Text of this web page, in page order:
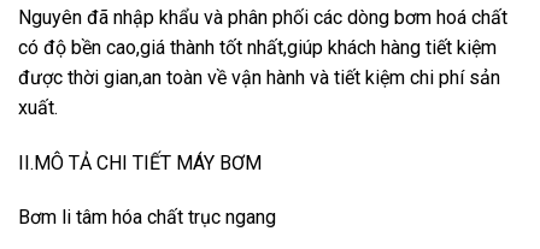
Nguyên đã nhập khẩu và phân phối các dòng bơm hoá chất
có độ bền cao,giá thành tốt nhất,giúp khách hàng tiết kiệm
được thời gian,an toàn về vận hành và tiết kiệm chi phí sản
xuất.
II.MÔ TẢ CHI TIẾT MÁY BƠM
Bơm li tâm hóa chất trục ngang